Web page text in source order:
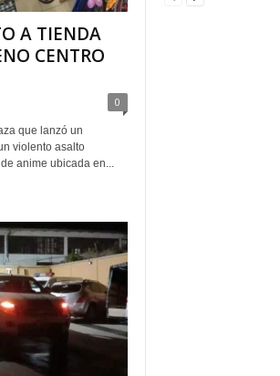
A TIENDA
CENTRO
0
que lanzó un
violento asalto
anime ubicada en...